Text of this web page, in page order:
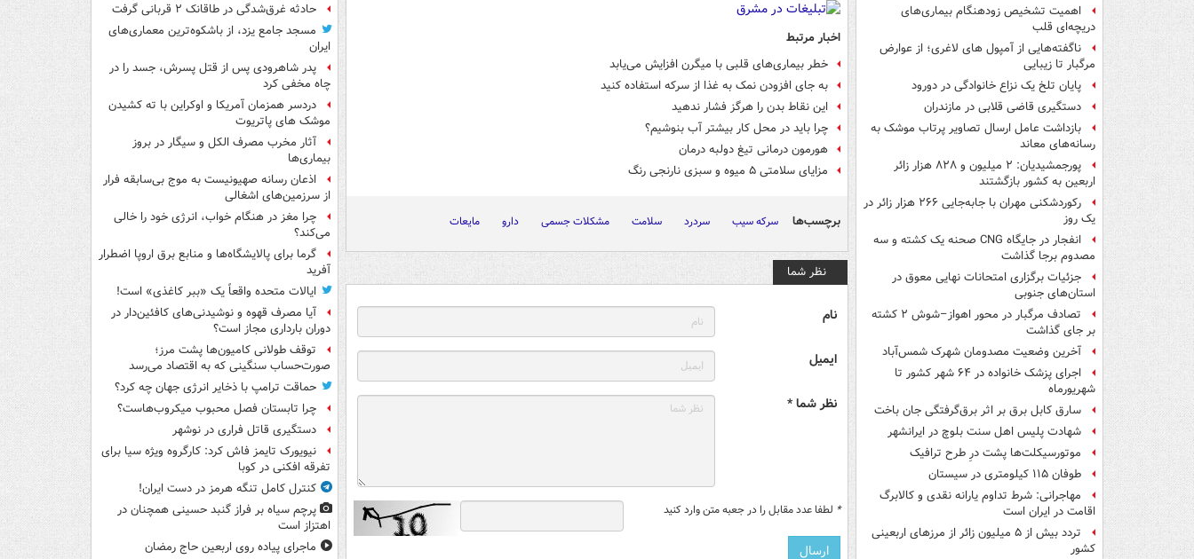
اهمیت تشخیص زودهنگام بیماری‌های
دریچه‌ای قلب
ناگفته‌هایی از آمپول های لاغری؛ از عوارض
مرگبار تا زیبایی
پایان تلخ یک نزاع خانوادگی در دورود
دستگیری قاضی قلابی در مازندران
بازداشت عامل ارسال تصاویر پرتاب موشک به
رسانه‌های معاند
پورجمشیدیان: ۲ میلیون و ۸۲۸ هزار زائر
اربعین به کشور بازگشتند
رکوردشکنی مهران با جابه‌جایی ۲۶۶ هزار زائر در
یک روز
انفجار در جایگاه CNG صحنه یک کشته و سه
مصدوم برجا گذاشت
جزئیات برگزاری امتحانات نهایی معوق در
استان‌های جنوبی
تصادف مرگبار در محور اهواز–شوش ۲ کشته
بر جای گذاشت
آخرین وضعیت مصدومان شهرک شمس‌آباد
اجرای پزشک خانواده در ۶۴ شهر کشور تا
شهریورماه
سارق کابل برق بر اثر برق‌گرفتگی جان باخت
شهادت پلیس اهل سنت بلوچ در ایرانشهر
موتورسیکلت‌ها پشت درِ طرح ترافیک
طوفان ۱۱۵ کیلومتری در سیستان
مهاجرانی: شرط تداوم یارانه نقدی و کالابرگ
اقامت در ایران است
تردد بیش از ۵ میلیون زائر از مرزهای اربعینی
کشور
اخبار مرتبط
خطر بیماری‌های قلبی با میگرن افزایش می‌یابد
به جای افزودن نمک به غذا از سرکه استفاده کنید
این نقاط بدن را هرگز فشار ندهید
چرا باید در محل کار بیشتر آب بنوشیم؟
هورمون درمانی تیغ دولبه درمان
مزایای سلامتی ۵ میوه و سبزی نارنجی رنگ
برچسب‌ها سرکه سیب سردرد سلامت مشکلات جسمی دارو مایعات
نظر شما
نام
ایمیل
نظر شما *
* لطفا عدد مقابل را در جعبه متن وارد کنید
حادثه غرق‌شدگی در طاقانک ۲ قربانی گرفت
مسجد جامع یزد، از باشکوه‌ترین معماری‌های
ایران
پدر شاهرودی پس از قتل پسرش، جسد را در
چاه مخفی کرد
دردسر همزمان آمریکا و اوکراین با ته کشیدن
موشک های پاتریوت
آثار مخرب مصرف الکل و سیگار در بروز
بیماری‌ها
اذعان رسانه صهیونیست به موج بی‌سابقه فرار
از سرزمین‌های اشغالی
چرا مغز در هنگام خواب، انرژی خود را خالی
می‌کند؟
گرما برای پالایشگاه‌ها و منابع برق اروپا اضطرار
آفرید
ایالات متحده واقعاً یک «ببر کاغذی» است!
آیا مصرف قهوه و نوشیدنی‌های کافئین‌دار در
دوران بارداری مجاز است؟
توقف طولانی کامیون‌ها پشت مرز؛
صورت‌حساب سنگینی که به اقتصاد می‌رسد
حماقت ترامپ با ذخایر انرژی جهان چه کرد؟
چرا تابستان فصل محبوب میکروب‌هاست؟
دستگیری قاتل فراری در نوشهر
نیویورک تایمز فاش کرد: کارگروه ویژه سیا برای
تفرقه افکنی در کوبا
کنترل کامل تنگه هرمز در دست ایران!
پرچم سیاه بر فراز گنبد حسینی همچنان در
اهتزاز است
ماجرای پیاده روی اربعین حاج رمضان